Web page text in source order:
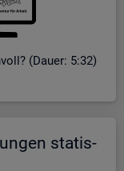
(Dauer: 5:32)
sta­tis­